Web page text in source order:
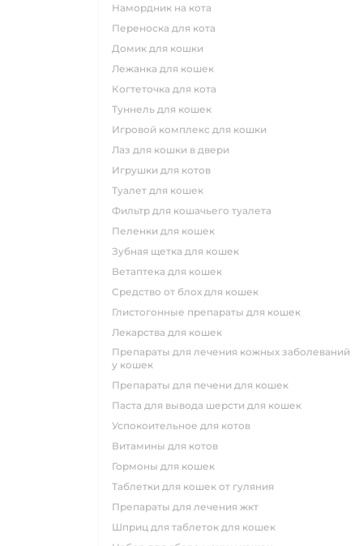
намордник на кота
переноска для кота
домик для кошки
лежанка для кошек
когтеточка для кота
туннель для кошек
игровой комплекс для кошки
лаз для кошки в двери
игрушки для котов
туалет для кошек
фильтр для кошачьего туалета
пеленки для кошек
зубная щетка для кошек
ветаптека для кошек
средство от блох для кошек
глистогонные препараты для кошек
лекарства для кошек
препараты для лечения кожных заболеваний
у кошек
препараты для печени для кошек
паста для вывода шерсти для кошек
успокоительное для котов
витамины для котов
гормоны для кошек
таблетки для кошек от гуляния
препараты для лечения жкт
шприц для таблеток для кошек